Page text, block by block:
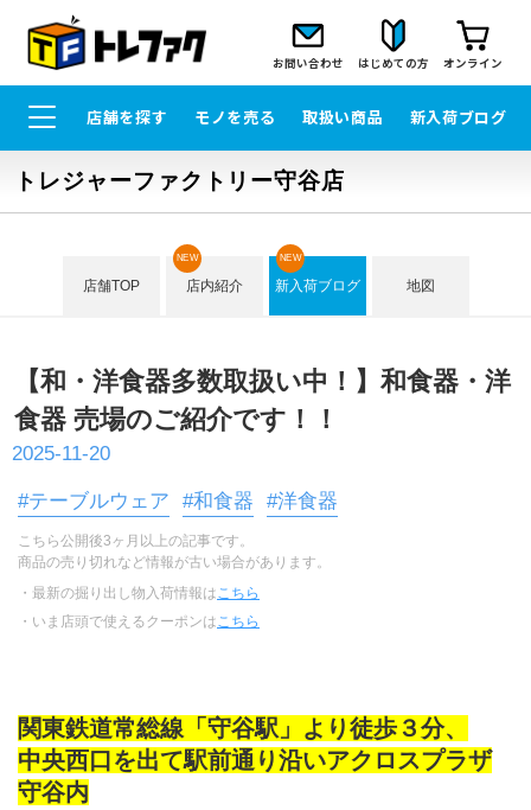
お問い合わせ はじめての方 オンライン
店舗を探す モノを売る 取扱い商品 新入荷ブログ
トレジャーファクトリー守谷店
店舗TOP 店内紹介
NEW
新入荷ブログ
NEW
地図
【和・洋食器多数取扱い中！】和食器・洋
食器 売場のご紹介です！！
2025-11-20
#テーブルウェア #和食器 #洋食器
こちら公開後3ヶ月以上の記事です。
商品の売り切れなど情報が古い場合があります。
・最新の掘り出し物入荷情報は こちら
・いま店頭で使えるクーポンは こちら
関東鉄道常総線「守谷駅」より徒歩３分、
中央西口を出て駅前通り沿いアクロスプラザ
守谷内